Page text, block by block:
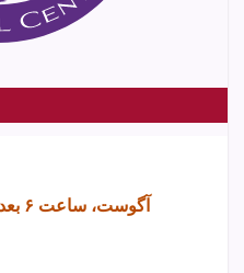
۱۲ آگوست، ساعت ۶ بعد از ظهر